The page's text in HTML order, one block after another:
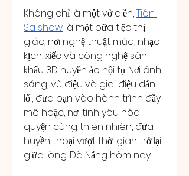
Không chỉ là một vở diễn, Tiên
Sa show là một bữa tiệc thị
giác, nơi nghệ thuật múa, nhạc
kịch, xiếc và công nghệ sân
khấu 3D huyền ảo hội tụ. Nơi ánh
sáng, vũ điệu và giai điệu dẫn
lối, đưa bạn vào hành trình đầy
mê hoặc, nơi tình yêu hòa
quyện cùng thiên nhiên, đưa
huyền thoại vượt thời gian trở lại
giữa lòng Đà Nẵng hôm nay.